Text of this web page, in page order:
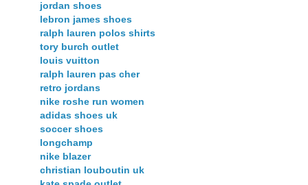
jordan shoes
lebron james shoes
ralph lauren polos shirts
tory burch outlet
louis vuitton
ralph lauren pas cher
retro jordans
nike roshe run women
adidas shoes uk
soccer shoes
longchamp
nike blazer
christian louboutin uk